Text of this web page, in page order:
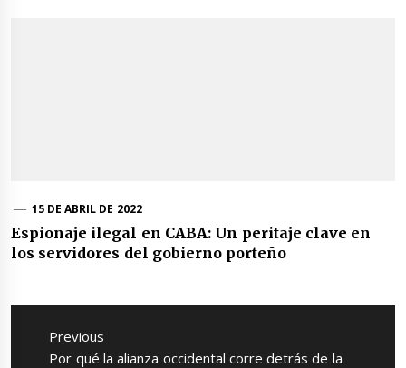
15 DE ABRIL DE 2022
Espionaje ilegal en CABA: Un peritaje clave en
los servidores del gobierno porteño
Navegación
entradas
Previous
Previous
Por qué la alianza occidental corre detrás de la